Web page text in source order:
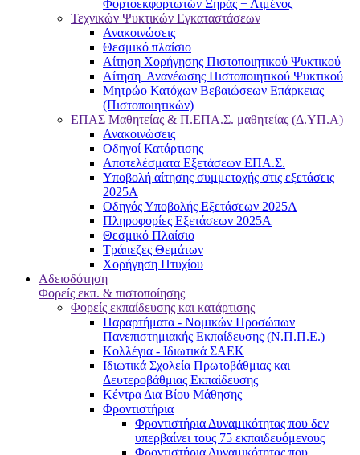
Φορτοεκφορτωτών Ξηράς − Λιμένος
Τεχνικών Ψυκτικών Εγκαταστάσεων
Ανακοινώσεις
Θεσμικό πλαίσιο
Αίτηση Χορήγησης Πιστοποιητικού Ψυκτικού
Αίτηση Ανανέωσης Πιστοποιητικού Ψυκτικού
Μητρώο Κατόχων Βεβαιώσεων Επάρκειας
(Πιστοποιητικών)
ΕΠΑΣ Μαθητείας & Π.ΕΠΑ.Σ. μαθητείας (Δ.ΥΠ.Α)
Ανακοινώσεις
Oδηγοί Κατάρτισης
Αποτελέσματα Εξετάσεων ΕΠΑ.Σ.
Υποβολή αίτησης συμμετοχής στις εξετάσεις
2025Α
Οδηγός Υποβολής Εξετάσεων 2025A
Πληροφορίες Εξετάσεων 2025Α
Θεσμικό Πλαίσιο
Τράπεζες Θεμάτων
Χορήγηση Πτυχίου
Αδειοδότηση
Φορείς εκπ. & πιστοποίησης
Φορείς εκπαίδευσης και κατάρτισης
Παραρτήματα - Νομικών Προσώπων
Πανεπιστημιακής Εκπαίδευσης (Ν.Π.Π.Ε.)
Κολλέγια - Ιδιωτικά ΣΑΕΚ
Ιδιωτικά Σχολεία Πρωτοβάθμιας και
Δευτεροβάθμιας Εκπαίδευσης
Κέντρα Δια Βίου Μάθησης
Φροντιστήρια
Φροντιστήρια Δυναμικότητας που δεν
υπερβαίνει τους 75 εκπαιδευόμενους
Φροντιστήρια Δυναμικότητας που